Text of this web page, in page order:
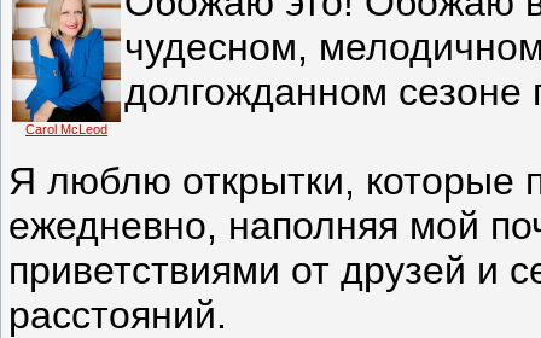
Carol McLeod
чудесном,
долгожданном сезоне
Я люблю открытки, которые
ежедневно, наполняя мой
приветствиями от друзей и
расстояний.